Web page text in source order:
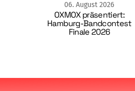
06. August 2026
OXMOX präsentiert:
Hamburg-Bandcontest
Finale 2026